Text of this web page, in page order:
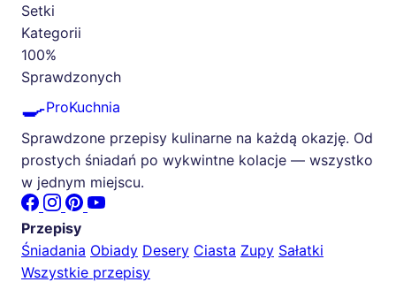
Setki
Kategorii
100%
Sprawdzonych
🍳ProKuchnia
Sprawdzone przepisy kulinarne na każdą okazję. Od
prostych śniadań po wykwintne kolacje — wszystko
w jednym miejscu.
Przepisy
Śniadania Obiady Desery Ciasta Zupy Sałatki
Wszystkie przepisy